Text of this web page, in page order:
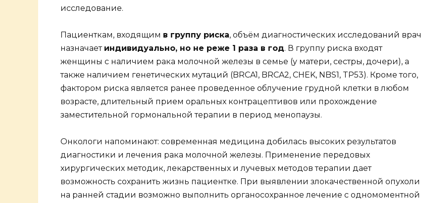
исследование.
Пациенткам, входящим в группу риска, объём диагностических исследований врач
назначает индивидуально, но не реже 1 раза в год. В группу риска входят
женщины с наличием рака молочной железы в семье (у матери, сестры, дочери), а
также наличием генетических мутаций (BRCA1, BRCA2, CHEK, NBS1, TP53). Кроме того,
фактором риска является ранее проведенное облучение грудной клетки в любом
возрасте, длительный прием оральных контрацептивов или прохождение
заместительной гормональной терапии в период менопаузы.
Онкологи напоминают: современная медицина добилась высоких результатов
диагностики и лечения рака молочной железы. Применение передовых
хирургических методик, лекарственных и лучевых методов терапии дает
возможность сохранить жизнь пациентке. При выявлении злокачественной опухоли
на ранней стадии возможно выполнить органосохранное лечение с одномоментной